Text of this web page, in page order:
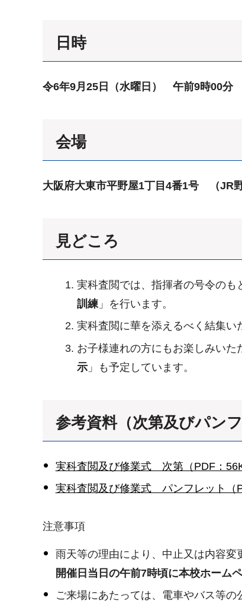
日時
令6年9月25日（水曜日） 午前9時00
会場
大阪府大東市平野屋1丁目4番1号 （JR
見どころ
実科査閲では、指揮者の号令のも
訓練」を行います。
実科査閲に華を添えるべく結集い
お子様連れの方にもお楽しみいた
示」も予定しています。
参考資料（次第及びパンフ
実科査閲及び修業式 次第（PDF：
実科査閲及び修業式 パンフレット（
注意事項
雨天等の理由により、中止又は内容変
開催日当日の午前7時頃に本校ホーム
ご来場にあたっては、電車やバス等の